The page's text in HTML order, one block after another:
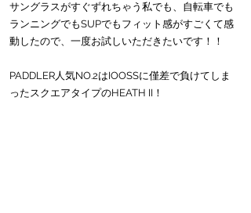
サングラスがすぐずれちゃう私でも、自転車でも
ランニングでもSUPでもフィット感がすごくて感
動したので、一度お試しいただきたいです！！
PADDLER人気NO.2はIOOSSに僅差で負けてしま
ったスクエアタイプのHEATH II！